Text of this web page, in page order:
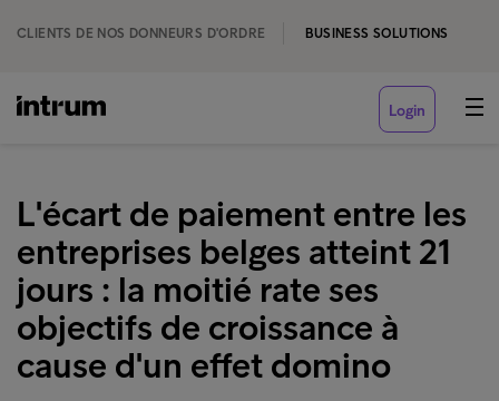
CLIENTS DE NOS DONNEURS D'ORDRE BUSINESS SOLUTIONS
Login
L'écart de paiement entre les
entreprises belges atteint 21
jours : la moitié rate ses
objectifs de croissance à
cause d'un effet domino